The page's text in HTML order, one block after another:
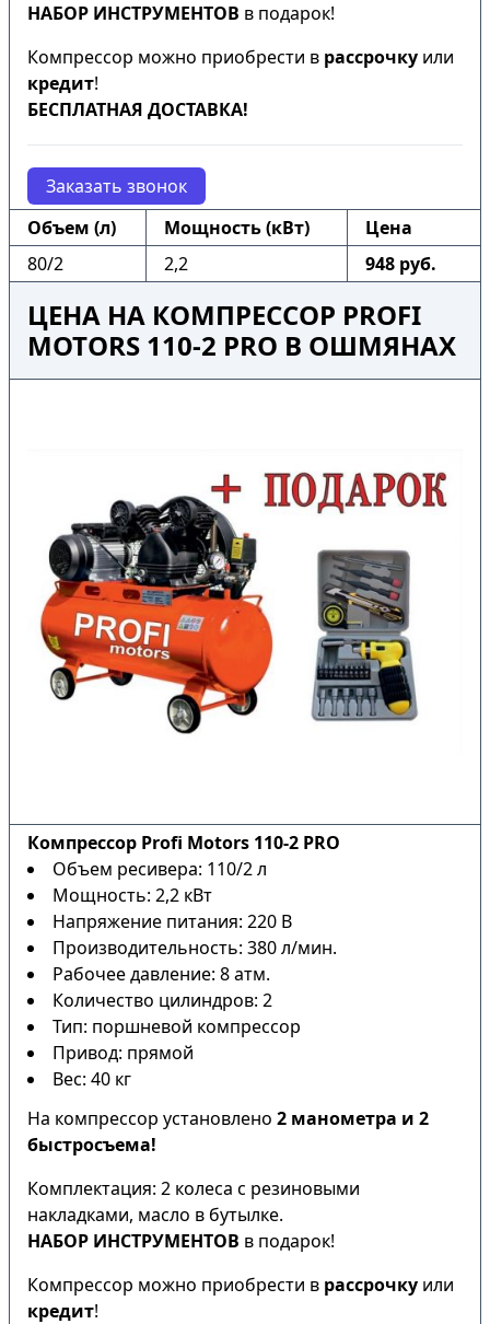
НАБОР ИНСТРУМЕНТОВ в подарок!
Компрессор можно приобрести в рассрочку или
кредит!
БЕСПЛАТНАЯ ДОСТАВКА!
Заказать звонок
Объем (л)
Мощность (кВт)
Цена
80/2
2,2 948 руб.
ЦЕНА НА КОМПРЕССОР PROFI
MOTORS 110-2 PRO В ОШМЯНАХ
Компрессор Profi Motors 110-2 PRO
Объем ресивера: 110/2 л
Мощность: 2,2 кВт
Напряжение питания: 220 В
Производительность: 380 л/мин.
Рабочее давление: 8 атм.
Количество цилиндров: 2
Тип: поршневой компрессор
Привод: прямой
Вес: 40 кг
На компрессор установлено 2 манометра и 2
быстросъема!
Комплектация: 2 колеса с резиновыми
накладками, масло в бутылке.
НАБОР ИНСТРУМЕНТОВ в подарок!
Компрессор можно приобрести в рассрочку или
кредит!